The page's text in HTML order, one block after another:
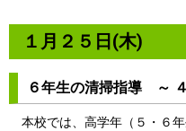
１月２５日(木)
６年生の清掃指導 ～
本校では、高学年（５・６